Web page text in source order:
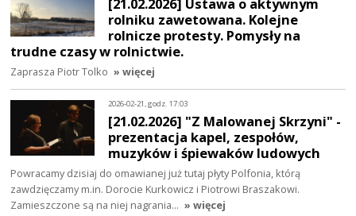
rolniku zawetowana. Kolejne
rolnicze protesty. Pomysły na
trudne czasy w rolnictwie.
Zaprasza Piotr Tolko » więcej
2026-02-21, godz. 17:03
[21.02.2026] "Z Malowanej Skrzyni" -
prezentacja kapel, zespołów,
muzyków i śpiewaków ludowych
Powracamy dzisiaj do omawianej już tutaj płyty Polfonia, którą
zawdzięczamy m.in. Dorocie Kurkowicz i Piotrowi Braszakowi.
Zamieszczone są na niej nagrania… » więcej